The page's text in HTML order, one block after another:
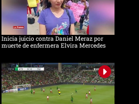
Inicia juicio contra Daniel Meraz por
muerte de enfermera Elvira Mercedes